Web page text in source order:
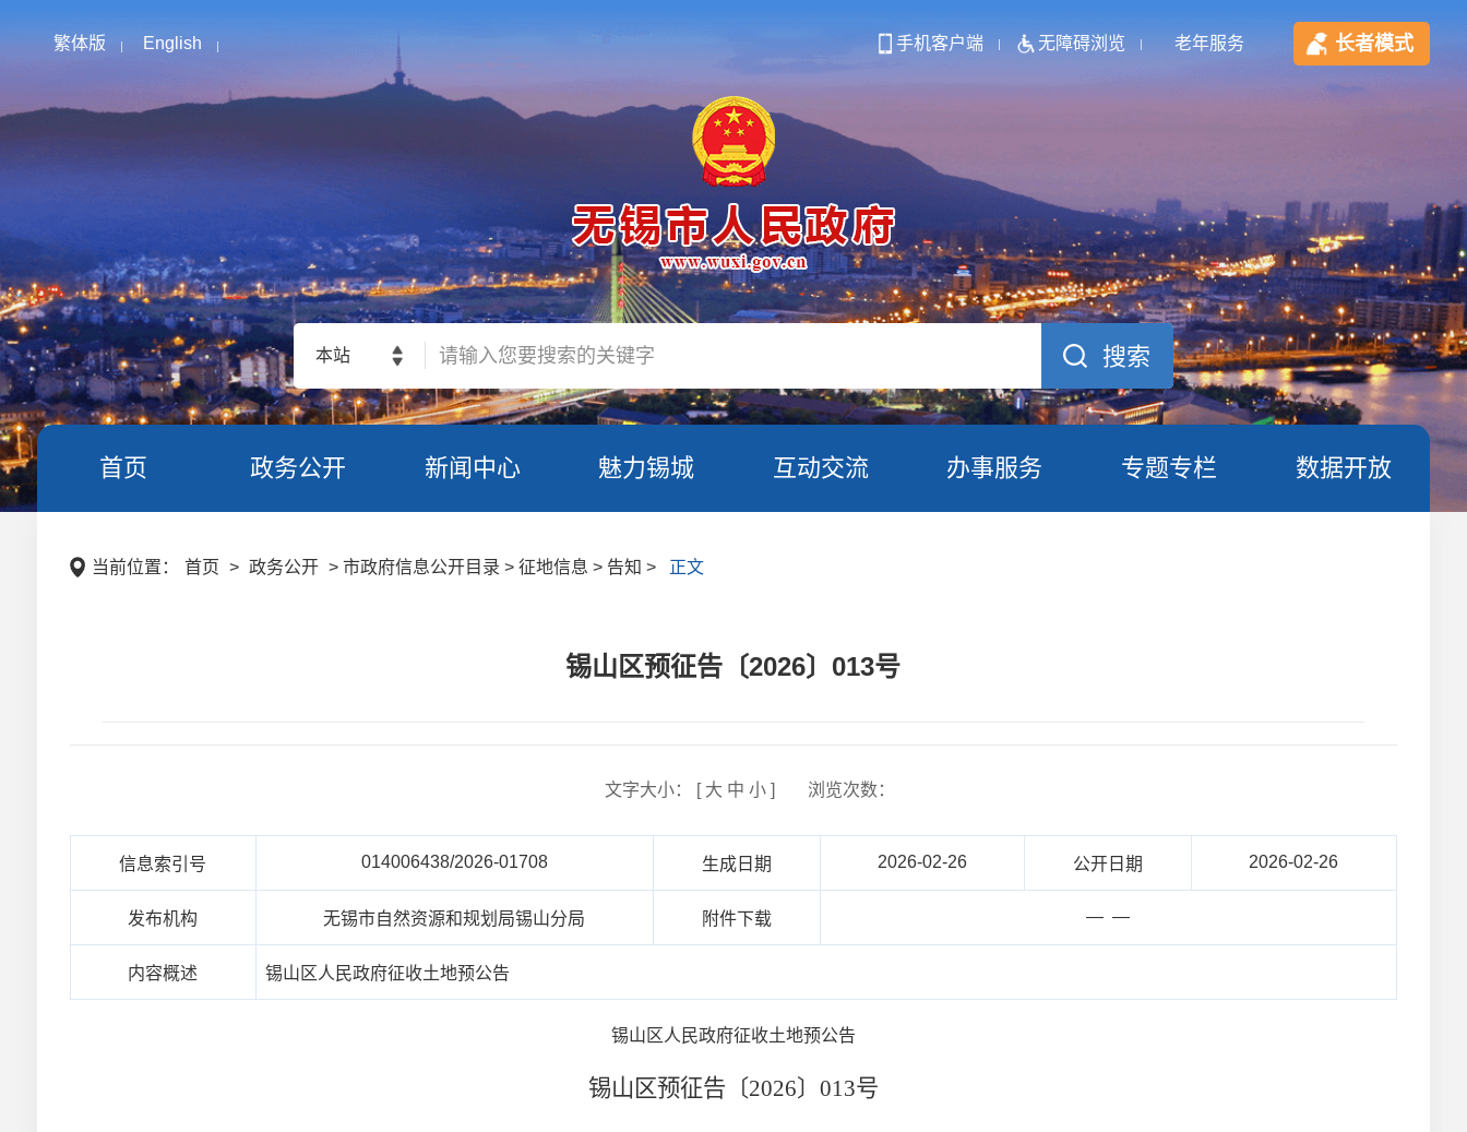
繁体版 English 手机客户端 无障碍浏览 老年服务 长者模式
本站
首页 政务公开 新闻中心 魅力锡城 互动交流 办事服务 专题专栏 数据开放
当前位置： 首页 > 政务公开 > 市政府信息公开目录 > 征地信息 > 告知 > 正文
锡山区预征告〔2026〕013号
文字大小： [ 大 中 小] 浏览次数：
信息索引号 014006438/2026-01708 生成日期 2026-02-26 公开日期 2026-02-26
发布机构 无锡市自然资源和规划局锡山分局 附件下载 — —
内容概述 锡山区人民政府征收土地预公告
锡山区人民政府征收土地预公告
锡山区预征告〔2026〕 013号